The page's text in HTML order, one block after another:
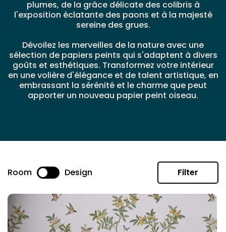
plumes, de la grâce délicate des colibris à
l'exposition éclatante des paons et à la majesté
sereine des grues.
Dévoilez les merveilles de la nature avec une
sélection de papiers peints qui s'adaptent à divers
goûts et esthétiques. Transformez votre intérieur
en une volière d'élégance et de talent artistique, en
embrassant la sérénité et le charme que peut
apporter un nouveau papier peint oiseau.
Room Design Filter